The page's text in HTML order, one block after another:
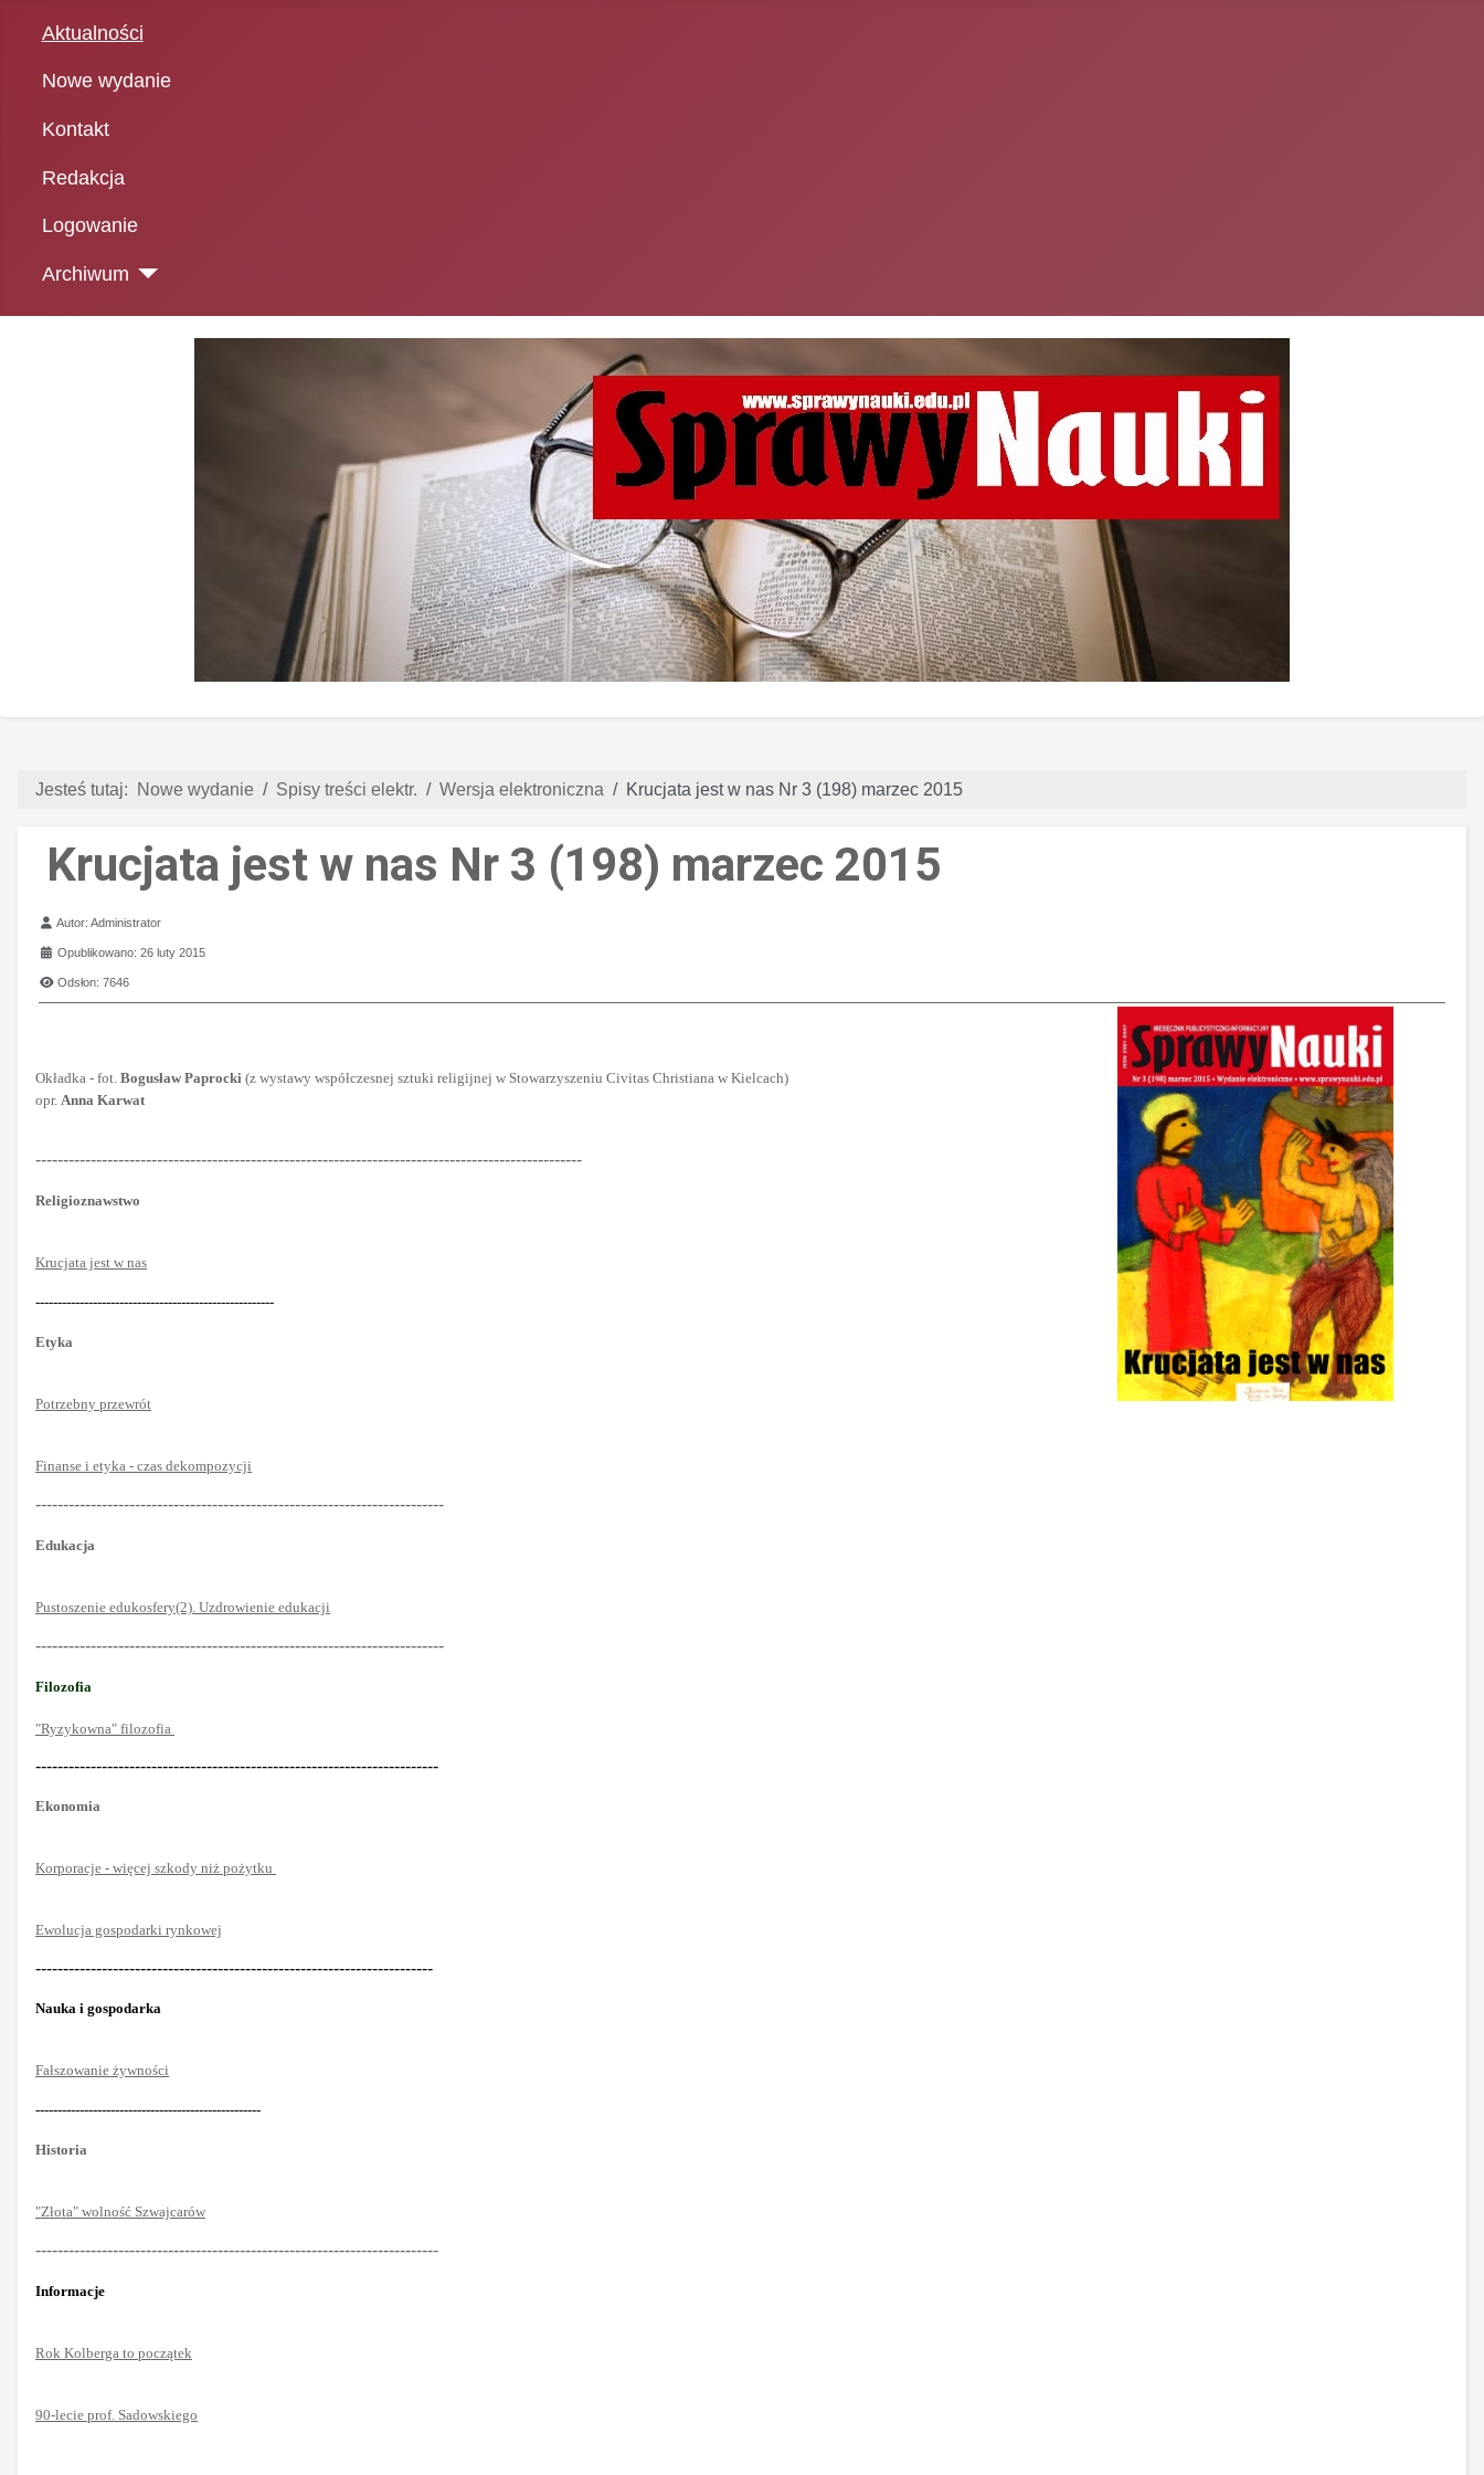
Aktualności
Nowe wydanie
Kontakt
Redakcja
Logowanie
Archiwum
Jesteś tutaj: Nowe wydanie Spisy treści elektr. Wersja elektroniczna Krucjata jest w nas Nr 3 (198) marzec 2015
Krucjata jest w nas Nr 3 (198) marzec 2015
Szczegóły
Autor:Administrator
Opublikowano: 26 luty 2015
Odsłon: 7646
Okładka - fot. Bogusław Paprocki (z wystawy współczesnej sztuki religijnej w Stowarzyszeniu Civitas Christiana w Kielcach)
opr. Anna Karwat
---------------------------------------------------------------------------------------------------
Religioznawstwo
Krucjata jest w nas
------------------------------------------------------
Etyka
Potrzebny przewrót
Finanse i etyka - czas dekompozycji
--------------------------------------------------------------------------
Edukacja
Pustoszenie edukosfery(2). Uzdrowienie edukacji
--------------------------------------------------------------------------
Filozofia
"Ryzykowna" filozofia
-------------------------------------------------------------------------
Ekonomia
Korporacje - więcej szkody niż pożytku
Ewolucja gospodarki rynkowej
------------------------------------------------------------------------
Nauka i gospodarka
Fałszowanie żywności
---------------------------------------------------
Historia
"Złota" wolność Szwajcarów
-------------------------------------------------------------------------
Informacje
Rok Kolberga to początek
90-lecie prof. Sadowskiego